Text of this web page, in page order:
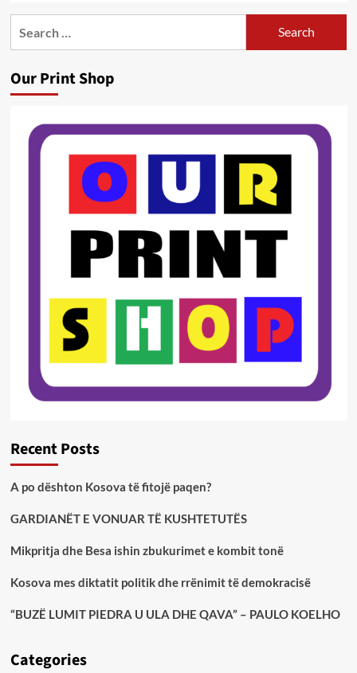
Our Print Shop
Recent Posts
A po dështon Kosova të fitojë paqen?
GARDIANËT E VONUAR TË KUSHTETUTËS
Mikpritja dhe Besa ishin zbukurimet e kombit tonë
Kosova mes diktatit politik dhe rrënimit të demokracisë
“BUZË LUMIT PIEDRA U ULA DHE QAVA” – PAULO KOELHO
Categories